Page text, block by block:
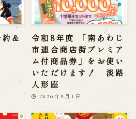
＆
令和8年度 「南あわじ
市連合商店街プレミア
ム付商品券」をお使い
いただけます！ 淡路
人形座
2026年8月1日